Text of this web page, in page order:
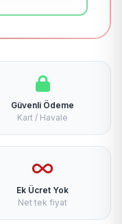
Güvenli Ödeme
Kart / Havale
Ek Ücret Yok
Net tek fiyat